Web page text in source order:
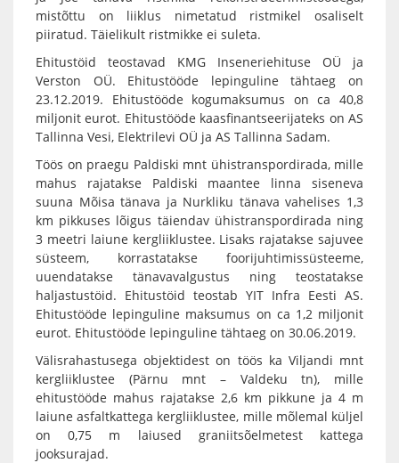
mistõttu on liiklus nimetatud ristmikel osaliselt
piiratud. Täielikult ristmikke ei suleta.
Ehitustöid teostavad KMG Inseneriehituse OÜ ja
Verston OÜ. Ehitustööde lepinguline tähtaeg on
23.12.2019. Ehitustööde kogumaksumus on ca 40,8
miljonit eurot. Ehitustööde kaasfinantseerijateks on AS
Tallinna Vesi, Elektrilevi OÜ ja AS Tallinna Sadam.
Töös on praegu Paldiski mnt ühistranspordirada, mille
mahus rajatakse Paldiski maantee linna siseneva
suuna Mõisa tänava ja Nurkliku tänava vahelises 1,3
km pikkuses lõigus täiendav ühistranspordirada ning
3 meetri laiune kergliiklustee. Lisaks rajatakse sajuvee
süsteem, korrastatakse foorijuhtimissüsteeme,
uuendatakse tänavavalgustus ning teostatakse
haljastustöid. Ehitustöid teostab YIT Infra Eesti AS.
Ehitustööde lepinguline maksumus on ca 1,2 miljonit
eurot. Ehitustööde lepinguline tähtaeg on 30.06.2019.
Välisrahastusega objektidest on töös ka Viljandi mnt
kergliiklustee (Pärnu mnt – Valdeku tn), mille
ehitustööde mahus rajatakse 2,6 km pikkune ja 4 m
laiune asfaltkattega kergliiklustee, mille mõlemal küljel
on 0,75 m laiused graniitsõelmetest kattega
jooksurajad.